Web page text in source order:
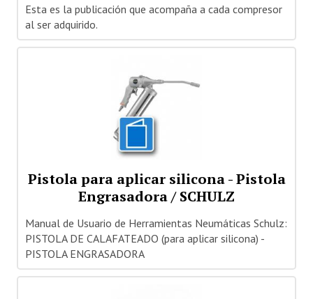
Esta es la publicación que acompaña a cada compresor
al ser adquirido.
Pistola para aplicar silicona - Pistola
Engrasadora / SCHULZ
Manual de Usuario de Herramientas Neumáticas Schulz:
PISTOLA DE CALAFATEADO (para aplicar silicona) -
PISTOLA ENGRASADORA